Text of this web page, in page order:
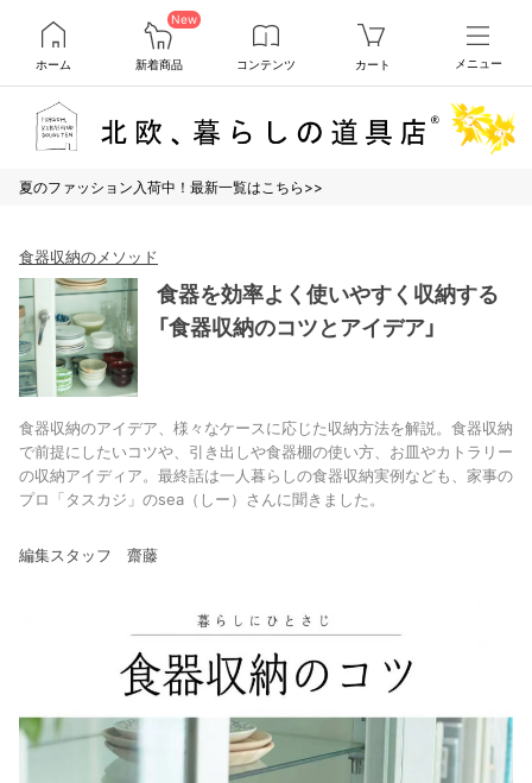
ホーム
New
新着商品 コンテンツ カート メニュー
夏のファッション入荷中！最新一覧はこちら>>
食器収納のメソッド
食器を効率よく使いやすく収納する
「食器収納のコツとアイデア」
食器収納のアイデア、様々なケースに応じた収納方法を解説。食器収納
で前提にしたいコツや、引き出しや食器棚の使い方、お皿やカトラリー
の収納アイディア。最終話は一人暮らしの食器収納実例なども、家事の
プロ「タスカジ」のsea（しー）さんに聞きました。
編集スタッフ 齋藤